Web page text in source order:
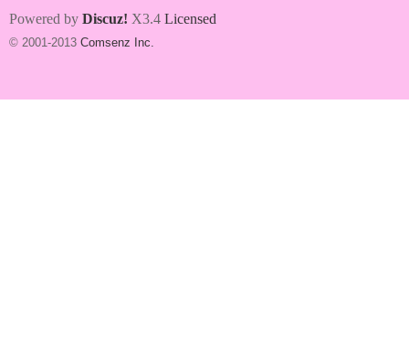
se
Powered by Discuz! X3.4 Licensed
© 2001-2013 Comsenz Inc.